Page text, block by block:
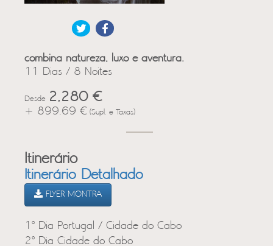
combina natureza, luxo e aventura.
11 Dias / 8 Noites
Desde 2,280 €
+ 899.69 € (Supl. e Taxas)
Itinerário
Itinerário Detalhado
FLYER MONTRA
1º Dia Portugal / Cidade do Cabo
2º Dia Cidade do Cabo